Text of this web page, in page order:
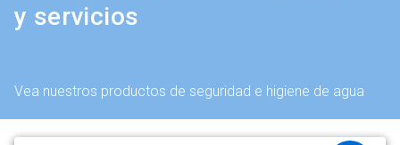
y servicios
Vea nuestros productos de seguridad e higiene de agua